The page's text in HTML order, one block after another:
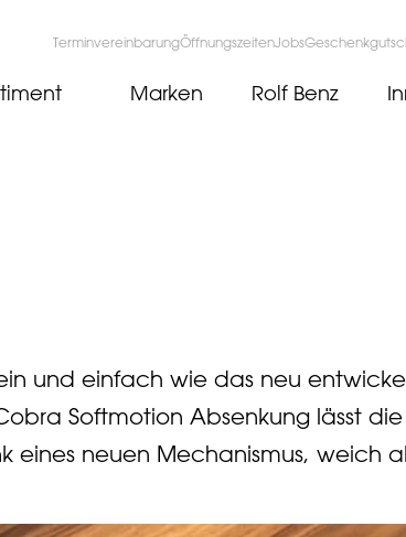
TerminvereinbarungÖffnungszeitenJobs
Marken Rolf Benz
und einfach wie das neu
Softmotion Absenkung lässt die
eines neuen Mechanismus, weich